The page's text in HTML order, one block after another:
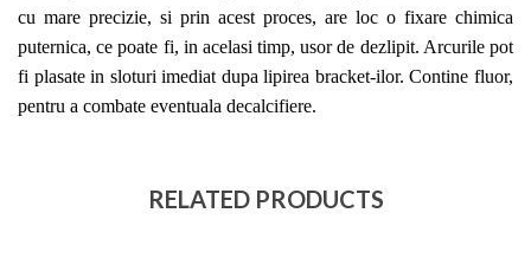
cu mare precizie, si prin acest proces, are loc o fixare chimica
puternica, ce poate fi, in acelasi timp, usor de dezlipit. Arcurile pot
fi plasate in sloturi imediat dupa lipirea bracket-ilor. Contine fluor,
pentru a combate eventuala decalcifiere.
RELATED PRODUCTS